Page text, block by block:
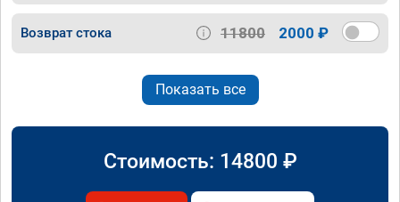
Возврат стока 11800 2000 ₽
Показать все
Стоимость: 14800 ₽